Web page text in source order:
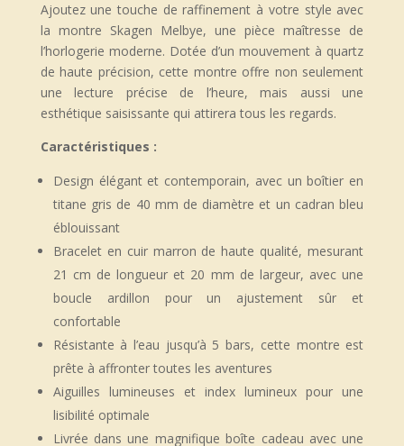
Ajoutez une touche de raffinement à votre style avec
la montre Skagen Melbye, une pièce maîtresse de
l’horlogerie moderne. Dotée d’un mouvement à quartz
de haute précision, cette montre offre non seulement
une lecture précise de l’heure, mais aussi une
esthétique saisissante qui attirera tous les regards.
Caractéristiques :
Design élégant et contemporain, avec un boîtier en
titane gris de 40 mm de diamètre et un cadran bleu
éblouissant
Bracelet en cuir marron de haute qualité, mesurant
21 cm de longueur et 20 mm de largeur, avec une
boucle ardillon pour un ajustement sûr et
confortable
Résistante à l’eau jusqu’à 5 bars, cette montre est
prête à affronter toutes les aventures
Aiguilles lumineuses et index lumineux pour une
lisibilité optimale
Livrée dans une magnifique boîte cadeau avec une